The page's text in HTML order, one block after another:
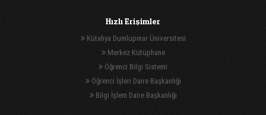
Hızlı Erişimler
Kütahya Dumlupınar Üniversitesi
Merkez Kütüphane
Öğrenci Bilgi Sistemi
Öğrenci İşleri Daire Başkanlığı
Bilgi İşlem Daire Başkanlığı